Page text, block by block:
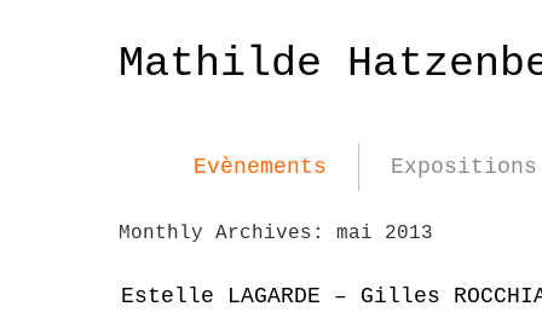
Mathilde
Evènements Expositions
Monthly Archives: mai 2013
Estelle LAGARDE – Gilles